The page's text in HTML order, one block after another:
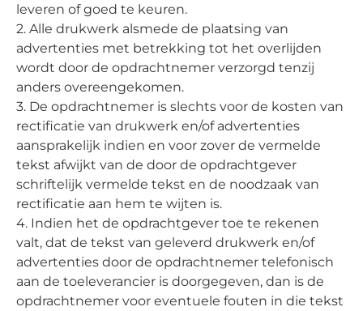
leveren of goed te keuren.
2. Alle drukwerk alsmede de plaatsing van
advertenties met betrekking tot het overlijden
wordt door de opdrachtnemer verzorgd tenzij
anders overeengekomen.
3. De opdrachtnemer is slechts voor de kosten van
rectificatie van drukwerk en/of advertenties
aansprakelijk indien en voor zover de vermelde
tekst afwijkt van de door de opdrachtgever
schriftelijk vermelde tekst en de noodzaak van
rectificatie aan hem te wijten is.
4. Indien het de opdrachtgever toe te rekenen
valt, dat de tekst van geleverd drukwerk en/of
advertenties door de opdrachtnemer telefonisch
aan de toeleverancier is doorgegeven, dan is de
opdrachtnemer voor eventuele fouten in die tekst